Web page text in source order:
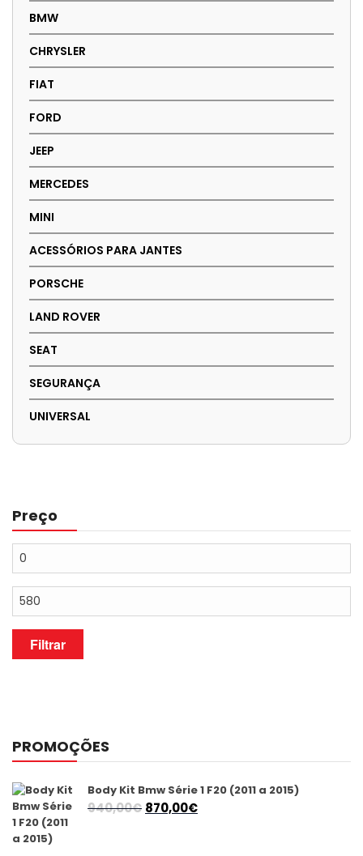
BMW
CHRYSLER
FIAT
FORD
JEEP
MERCEDES
MINI
ACESSÓRIOS PARA JANTES
PORSCHE
LAND ROVER
SEAT
SEGURANÇA
UNIVERSAL
Preço
Preço
Preço
Filtrar
PROMOÇÕES
Body Kit Bmw Série 1 F20 (2011 a 2015)
940,00€ O
870,00€O